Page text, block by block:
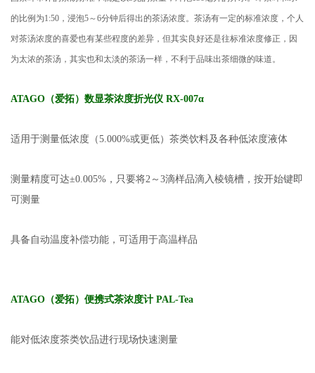
的比例为1:50，浸泡5～6分钟后得出的茶汤浓度。茶汤有一定的标准浓度，个人
对茶汤浓度的喜爱也有某些程度的差异，但其实良好还是往标准浓度修正，因
为太浓的茶汤，其实也和太淡的茶汤一样，不利于品味出茶细微的味道。
ATAGO（爱拓）数显茶浓度折光仪RX-007α
适用于测量低浓度（5.000%或更低）茶类饮料及各种低浓度液体
测量精度可达±0.005%，只要将2～3滴样品滴入棱镜槽，按开始键即
可测量
具备自动温度补偿功能，可适用于高温样品
ATAGO（爱拓）便携式茶浓度计 PAL-Tea
能对低浓度茶类饮品进行现场快速测量